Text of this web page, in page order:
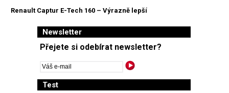
Renault Captur E-Tech 160 – Výrazně lepší
Newsletter
Přejete si odebírat newsletter?
Test